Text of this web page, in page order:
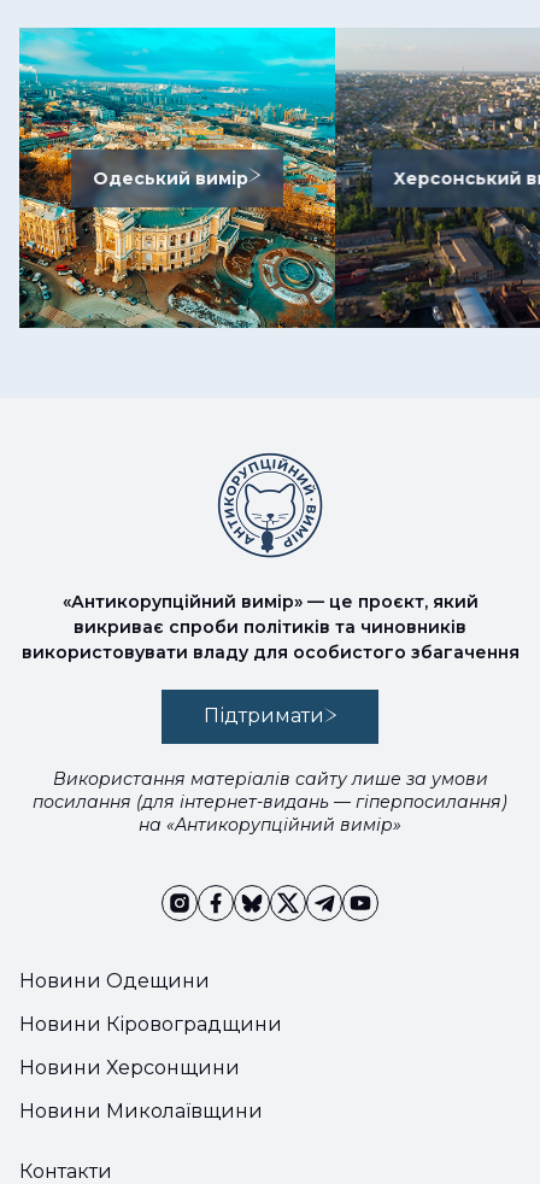
Одеський вимір Херсонський
Новини Одещини
Новини Кіровоградщини
Новини Херсонщини
Новини Миколаївщини
«Антикорупційний вимір» — це проєкт, який
викриває спроби політиків та чиновників
використовувати владу для особистого збагачення
Підтримати
Використання матеріалів сайту лише за умови
посилання (для інтернет-видань — гіперпосилання)
на «Антикорупційний вимір»
Контакти